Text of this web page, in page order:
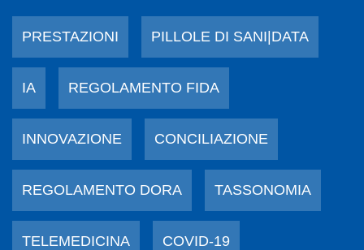
PRESTAZIONI PILLOLE DI SANI|DATA
IA REGOLAMENTO FIDA
INNOVAZIONE CONCILIAZIONE
REGOLAMENTO DORA TASSONOMIA
TELEMEDICINA COVID-19